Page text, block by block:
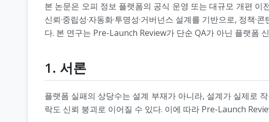
본 논문은 오피 정보 플랫폼의 공식 운영 또는 대규모 개편
신뢰·중립성·자동화·투명성·거버넌스 설계를 기반으로, 정책
다. 본 연구는 Pre-Launch Review가 단순 QA가 아닌 플랫폼
1. 서론
플랫폼 실패의 상당수는 설계 부재가 아니라, 설계가 실제로
락도 신뢰 붕괴로 이어질 수 있다. 이에 따라 Pre-Launch